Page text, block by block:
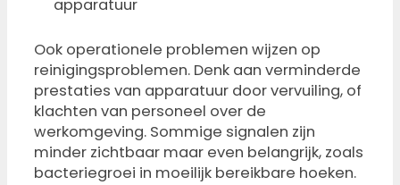
apparatuur
Ook operationele problemen wijzen op
reinigingsproblemen. Denk aan verminderde
prestaties van apparatuur door vervuiling, of
klachten van personeel over de
werkomgeving. Sommige signalen zijn
minder zichtbaar maar even belangrijk, zoals
bacteriegroei in moeilijk bereikbare hoeken.